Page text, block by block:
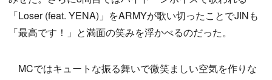
「Loser (feat. YENA)」をARMYが歌い切ったことでJINも
「最高です！」と満面の笑みを浮かべるのだった。
MCではキュートな振る舞いで微笑ましい空気を作りな